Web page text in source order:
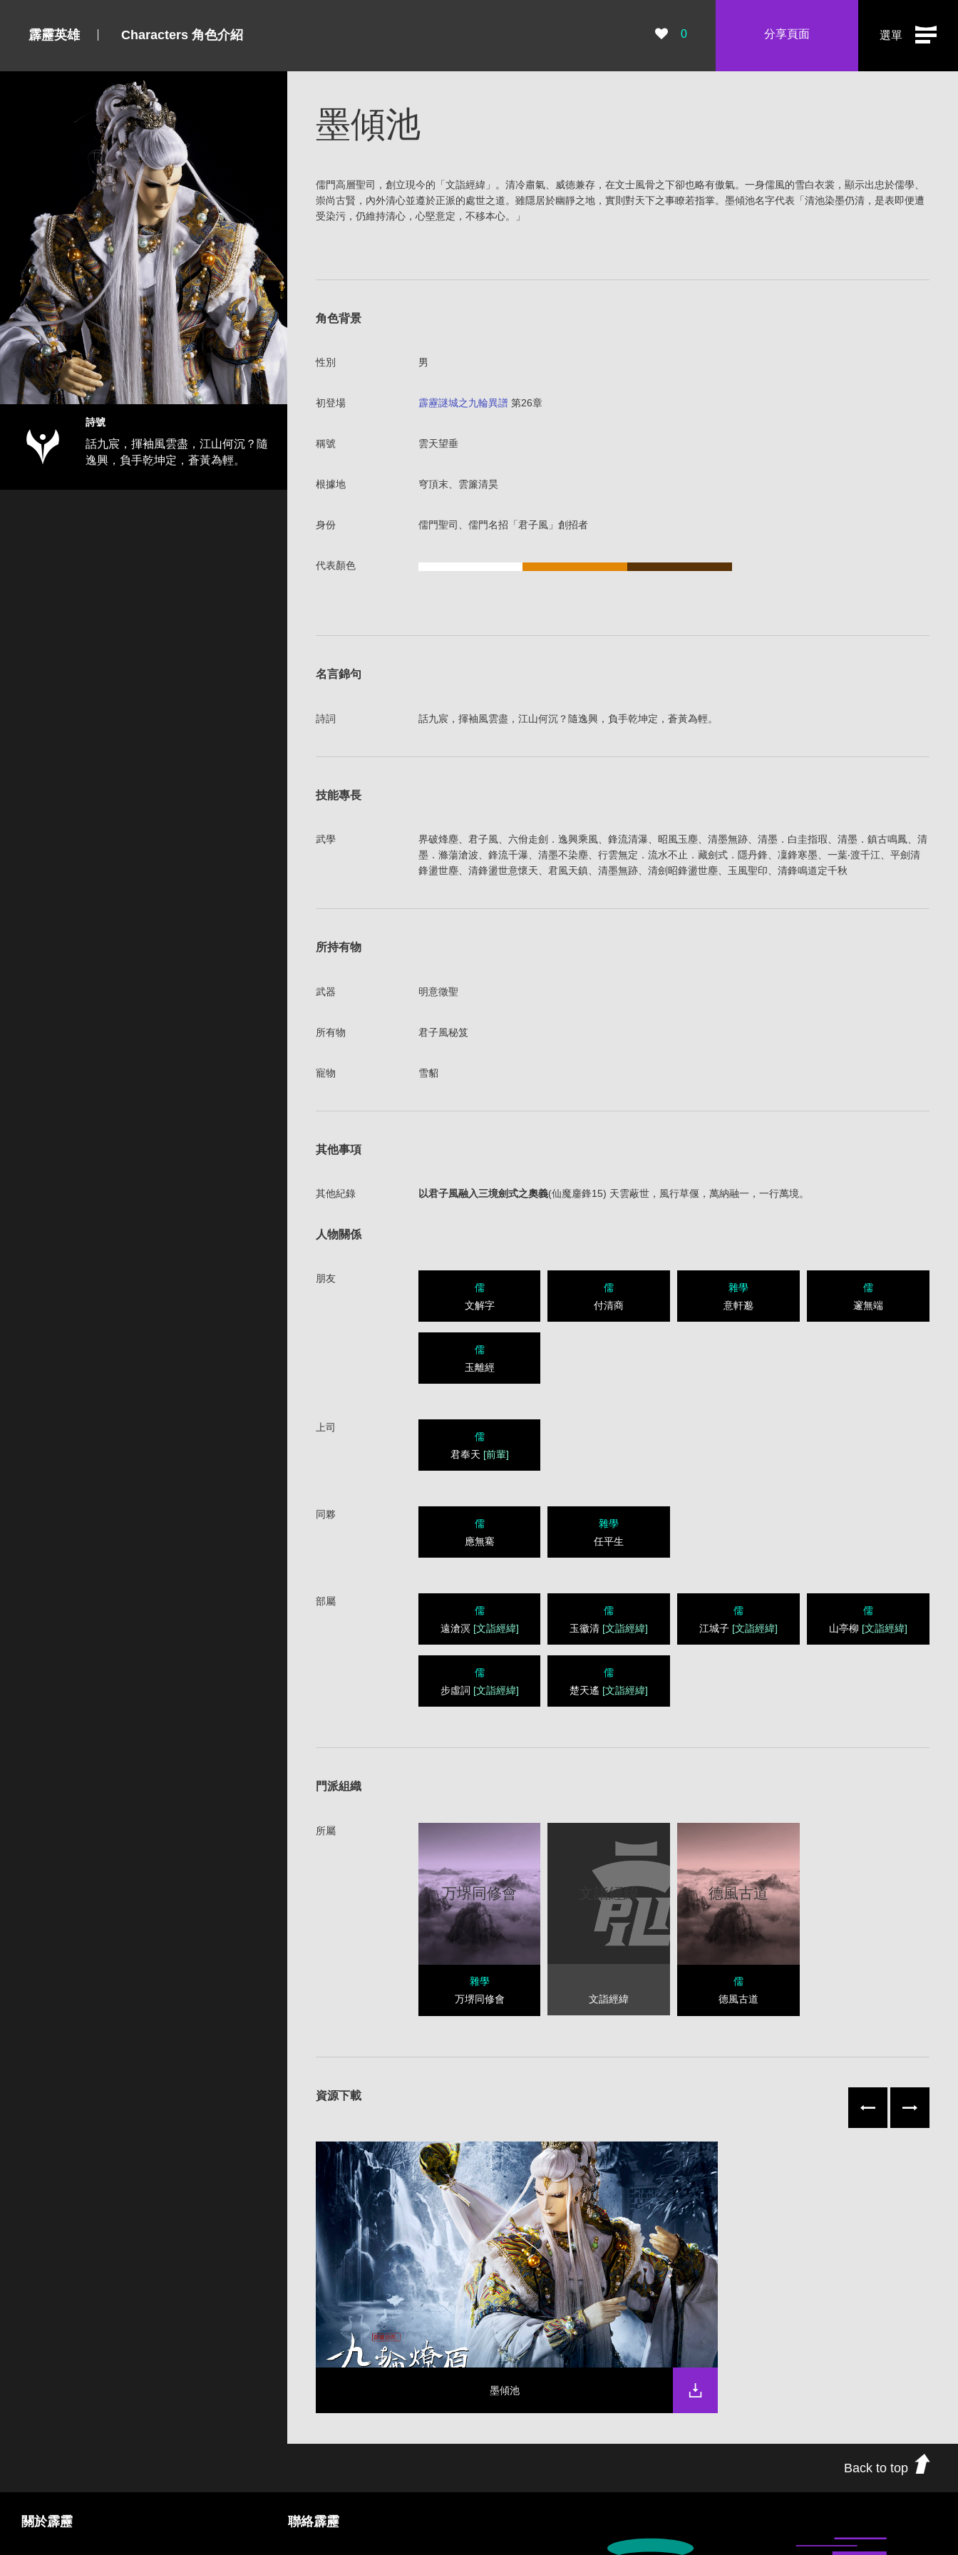
選單
霹靂英雄 Characters 角色介紹 瀏覽數：
0 分享頁面
詩號
話九宸，揮袖風雲盡，江山何沉？隨
逸興，負手乾坤定，蒼黃為輕。
墨傾池
儒門高層聖司，創立現今的「文詣經緯」。清冷肅氣、威德兼存，在文士風骨之下卻也略有傲氣。一身儒風的雪白衣裳，顯示出忠於儒學、
崇尚古賢，內外清心並遵於正派的處世之道。雖隱居於幽靜之地，實則對天下之事瞭若指掌。墨傾池名字代表「清池染墨仍清，是表即便遭
受染污，仍維持清心，心堅意定，不移本心。」
角色背景
性別 男
初登場 霹靂謎城之九輪異譜第26章
稱號 雲天望垂
根據地 穹頂末、雲簾清昊
身份 儒門聖司、儒門名招「君子風」創招者
代表顏色
名言錦句
詩詞 話九宸，揮袖風雲盡，江山何沉？隨逸興，負手乾坤定，蒼黃為輕。
技能專長
武學
界破烽塵、君子風、六佾走劍．逸興乘風、鋒流清瀑、昭風玉塵、清墨無跡、清墨．白圭指瑕、清墨．鎮古鳴鳳、清
墨．滌蕩滄波、鋒流千瀑、清墨不染塵、行雲無定．流水不止．藏劍式．隱丹鋒、凜鋒寒墨、一葉‧渡千江、平劍清
鋒盪世塵、清鋒盪世意懷天、君風天鎮、清墨無跡、清劍昭鋒盪世塵、玉風聖印、清鋒鳴道定千秋
所持有物
武器 明意徵聖
所有物 君子風秘笈
寵物 雪貂
其他事項
其他紀錄 以君子風融入三境劍式之奧義(仙魔鏖鋒15) 天雲蔽世，風行草偃，萬納融一，一行萬境。
人物關係
朋友
儒
文解字
儒
付清商
雜學
意軒邈
儒
邃無端
儒
玉離經
上司
儒
君奉天 [前輩]
同夥
儒
應無騫
雜學
任平生
部屬
儒
遠滄溟 [文詣經緯]
儒
玉徽清 [文詣經緯]
儒
江城子 [文詣經緯]
儒
山亭柳 [文詣經緯]
儒
步虛詞 [文詣經緯]
儒
楚天遙 [文詣經緯]
門派組織
所屬
万堺同修會
雜學
万堺同修會
文詣經緯
文詣經緯
德風古道
儒
德風古道
資源下載
墨傾池
Back to top
關於霹靂 聯絡霹靂